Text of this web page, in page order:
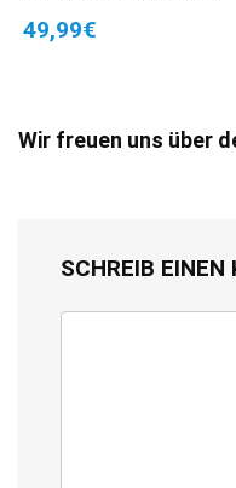
49,99€
Wir freuen uns über
SCHREIB